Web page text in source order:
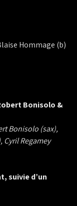
Hommage (b)
Bonisolo &
Bonisolo (sax),
Regamey
suivie d’un